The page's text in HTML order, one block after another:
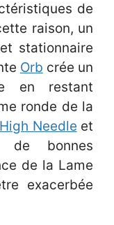
de
raison, un
stationnaire
Orb crée un
en restant
ronde de la
High Needle et
bonnes
de la Lame
exacerbée